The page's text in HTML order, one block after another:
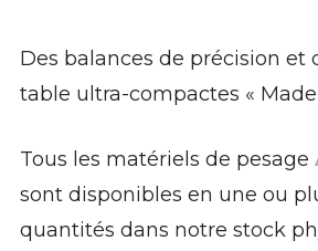
ACTIVITÉS
ILS NOUS FONT CONFIANCE
CAS CLIENTS
ARTICLES ET ACTUALITÉS
Des balances de précision et
table ultra-compactes «
Tous les matériels de pesage
sont disponibles en une ou
quantités dans notre stock